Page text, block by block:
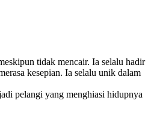
tidak mencair. Ia selalu hadir
kesepian. Ia selalu unik dalam
pelangi yang menghiasi hidupnya